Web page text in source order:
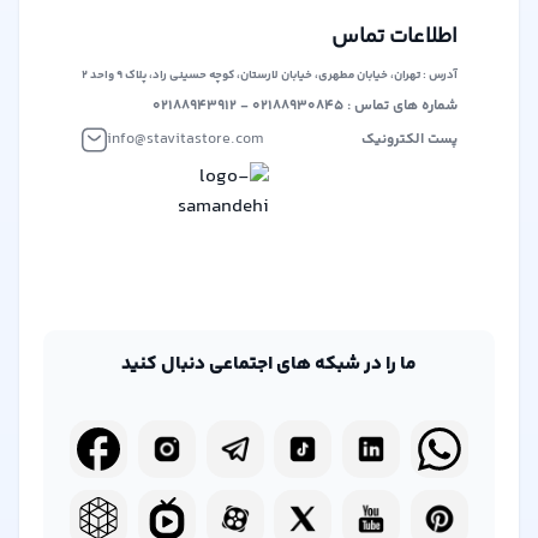
آزاد برای همه فروشندگان و خریداران ایجاد کند. این پلتفرم بر
این باور است که هر کس باید فرصت برابر برای ارائه محصولات
خود داشته باشد، بدون محدودیت‌های انحصاری.
اطلاعات تماس
آدرس : تهران، خیابان مطهری، خیابان لارستان، کوچه حسینی راد، پلاک ۹ واحد ۲
شماره های تماس : ۰۲۱۸۸۹۳۰۸۴۵ - ۰۲۱۸۸۹۴۳۹۱۲
پست الکترونیک
info@stavitastore.com
ما را در شبکه های اجتماعی دنبال کنید